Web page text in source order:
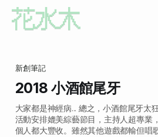
新創筆記
2018 小酒館尾牙
大家都是神經病... 總之，小酒館尾牙太
活動安排媲美綜藝節目，主持人超專業
個人都大豐收。雖然其他遊戲都輸但唱